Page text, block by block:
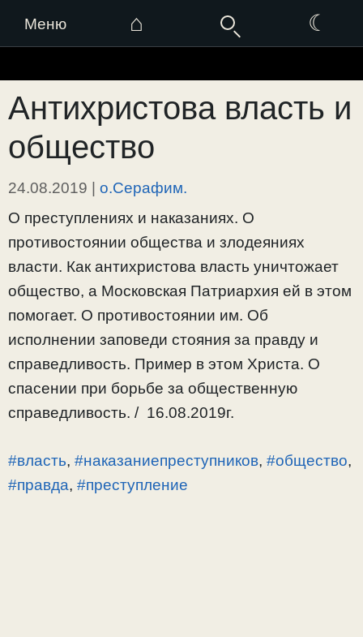
Меню ⌂ ☾
к
содержимому
Антихристова власть и
общество
24.08.2019 | о.Серафим.
О преступлениях и наказаниях. О
противостоянии общества и злодеяниях
власти. Как антихристова власть уничтожает
общество, а Московская Патриархия ей в этом
помогает. О противостоянии им. Об
исполнении заповеди стояния за правду и
справедливость. Пример в этом Христа. О
спасении при борьбе за общественную
справедливость. / 16.08.2019г.
#власть, #наказаниепреступников, #общество,
#правда, #преступление